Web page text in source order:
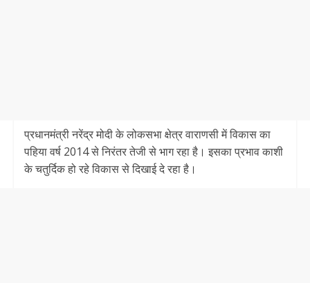
प्रधानमंत्री नरेंद्र मोदी के लोकसभा क्षेत्र वाराणसी में विकास का
पहिया वर्ष 2014 से निरंतर तेजी से भाग रहा है। इसका प्रभाव काशी
के चतुर्दिक हो रहे विकास से दिखाई दे रहा है।